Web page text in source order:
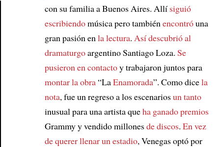
con su familia a Buenos Aires. Allí siguió
escribiendomúsica pero también encontróuna
gran pasión en la lectura. Así descubrió al
dramaturgoargentino Santiago Loza. Se
pusieron en contactoy trabajaron juntos para
montar la obra“LaEnamorada”. Como dicela
nota, fue un regreso a los escenariosun tanto
inusual para una artista queha ganado premios
Grammy y vendido millonesde discos. En vez
dequerer llenar un estadio, Venegas optó por